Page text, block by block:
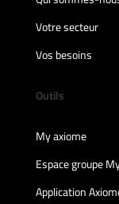
Votre secteur
Vos besoins
Outils
My axiome
Espace groupe
Application